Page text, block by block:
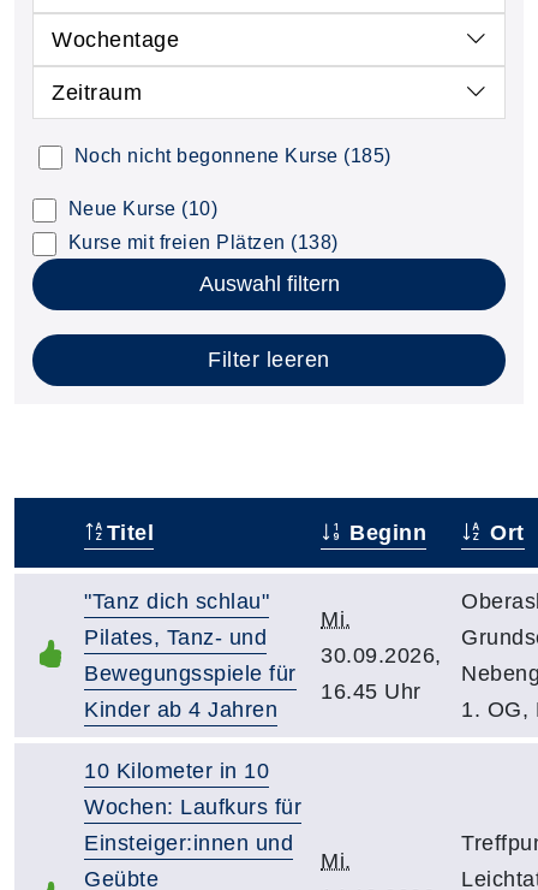
Wochentage
Zeitraum
Noch nicht begonnene Kurse (185)
Neue Kurse (10)
Kurse mit freien Plätzen (138)
Auswahl filtern
Filter leeren
Titel Beginn Ort
"Tanz dich schlau"
Pilates, Tanz- und
Bewegungsspiele für
Kinder ab 4 Jahren
Mi.
30.09.2026,
16.45 Uhr
1. OG,
10 Kilometer in 10
Wochen: Laufkurs für
Einsteiger:innen und
Geübte
Mi.